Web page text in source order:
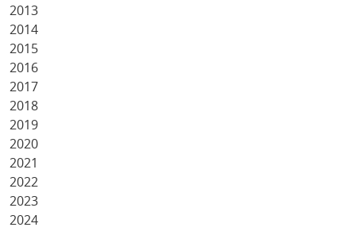
2013
2014
2015
2016
2017
2018
2019
2020
2021
2022
2023
2024